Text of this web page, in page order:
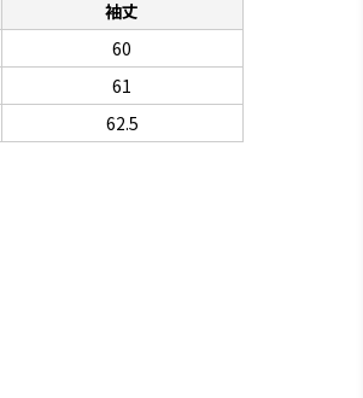
袖丈
60
61
62.5